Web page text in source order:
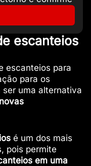
escanteios
escanteios para
para os
uma alternativa
novas
é um dos mais
pois permite
em uma